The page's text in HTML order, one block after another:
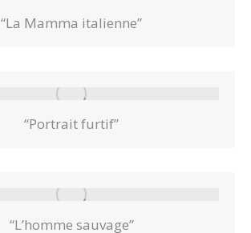
“La Mamma italienne”
“Portrait furtif”
“L’homme sauvage”